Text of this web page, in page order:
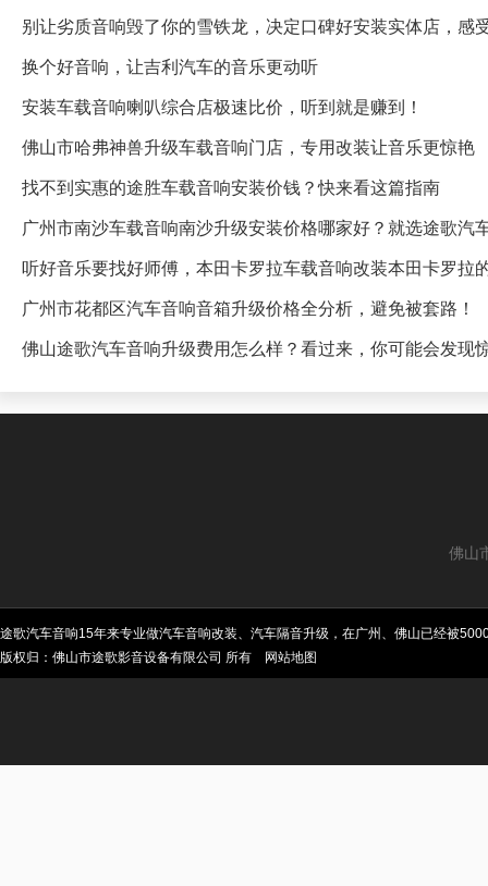
别让劣质音响毁了你的雪铁龙，决定口碑好安装实体店，感
换个好音响，让吉利汽车的音乐更动听
安装车载音响喇叭综合店极速比价，听到就是赚到！
佛山市哈弗神兽升级车载音响门店，专用改装让音乐更惊艳
找不到实惠的途胜车载音响安装价钱？快来看这篇指南
广州市南沙车载音响南沙升级安装价格哪家好？就选途歌汽
听好音乐要找好师傅，本田卡罗拉车载音响改装本田卡罗拉
广州市花都区汽车音响音箱升级价格全分析，避免被套路！
佛山途歌汽车音响升级费用怎么样？看过来，你可能会发现
佛山
途歌汽车音响15年来专业做汽车音响改装、汽车隔音升级，在广州、佛山已经被
版权归：佛山市途歌影音设备有限公司 所有
网站地图